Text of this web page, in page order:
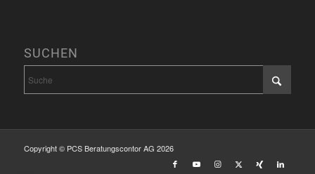
SUCHEN
Copyright © PCS Beratungscontor AG 2026